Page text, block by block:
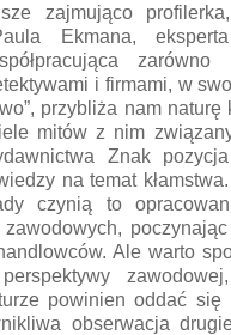
zajmująco
Ekmana,
i firmami, w
przybliża nam naturę
mitów z nim
Znak
na temat
czynią to
Ale warto
powinien oddać się
obserwacja